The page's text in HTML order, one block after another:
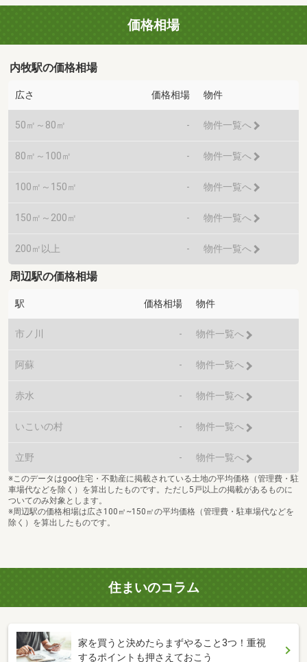
価格相場
内牧駅の価格相場
広さ 価格相場 物件
50㎡～80㎡ - 物件一覧へ
80㎡～100㎡ - 物件一覧へ
100㎡～150㎡ - 物件一覧へ
150㎡～200㎡ - 物件一覧へ
200㎡以上 - 物件一覧へ
周辺駅の価格相場
駅 価格相場 物件
市ノ川 - 物件一覧へ
阿蘇 - 物件一覧へ
赤水 - 物件一覧へ
いこいの村 - 物件一覧へ
立野 - 物件一覧へ
※このデータはgoo住宅・不動産に掲載されている土地の平均価格（管理費・駐
車場代などを除く）を算出したものです。ただし5戸以上の掲載があるものに
ついてのみ対象とします。
※周辺駅の価格相場は広さ100㎡~150㎡の平均価格（管理費・駐車場代などを
除く）を算出したものです。
住まいのコラム
家を買うと決めたらまずやること3つ！重視
するポイントも押さえておこう